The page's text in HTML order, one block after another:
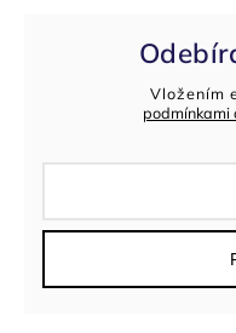
Vložením
podmínkami